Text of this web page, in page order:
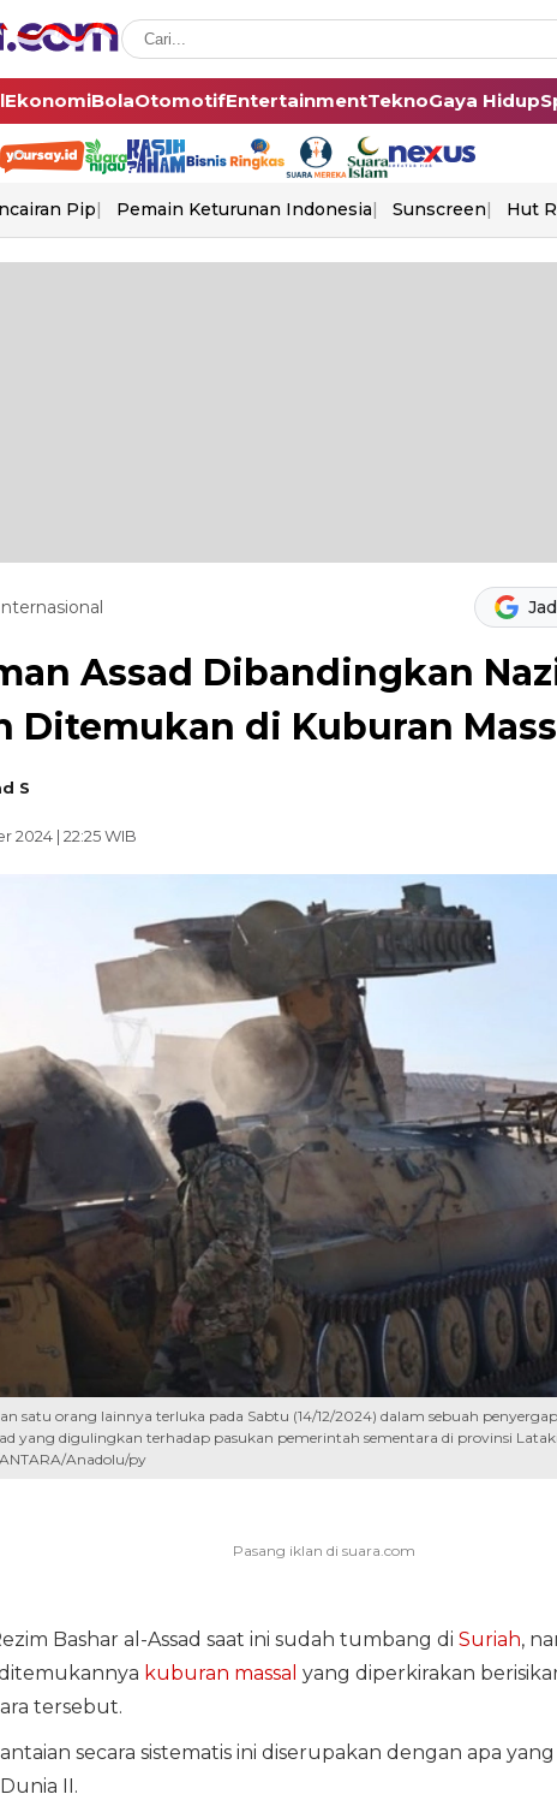
EkonomiBolaOtomotifEntertainmentTeknoGaya Hidup
Pip Pemain Keturunan Indonesia Sunscreen Hut
Assad Dibandingkan
Ditemukan di Kuburan
S
2024 | 22:25 WIB
satu orang lainnya terluka pada Sabtu (14/12/2024) dalam sebuah
yang digulingkan terhadap pasukan pemerintah sementara di provinsi
Anadolu/py
Bashar al-Assad saat ini sudah tumbang di Suriah,
kuburan massal yang diperkirakan
tersebut.
secara sistematis ini diserupakan dengan apa
II.